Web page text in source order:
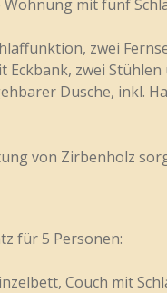
mit fünf
zwei
zwei Stühlen
Dusche, inkl.
von Zirbenholz
für 5 Personen:
Couch mit